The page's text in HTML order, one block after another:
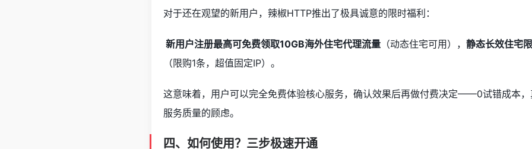
对于还在观望的新用户，辣椒HTTP推出了极具诚意的限时福利：
新用户注册最高可免费领取10GB海外住宅代理流量 （动态住宅可用）， 静态长效住宅
（限购1条，超值固定IP）。
这意味着，用户可以完全免费体验核心服务，确认效果后再做付费决定——0试错成本
服务质量的顾虑。
四、如何使用？三步极速开通